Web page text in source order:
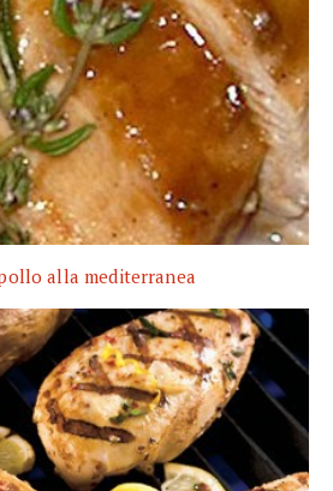
alla mediterranea